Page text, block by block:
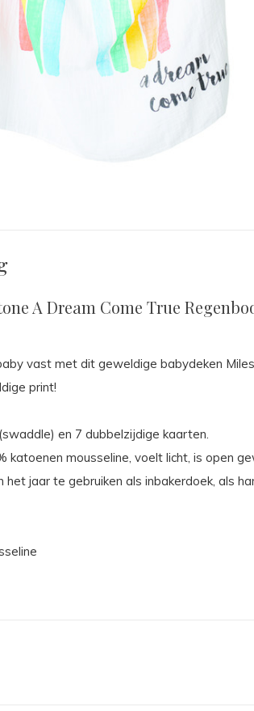
A Dream Come True
vast met dit geweldige babydeken
print!
en 7 dubbelzijdige kaarten.
katoenen mousseline, voelt licht, is open
jaar te gebruiken als inbakerdoek, als